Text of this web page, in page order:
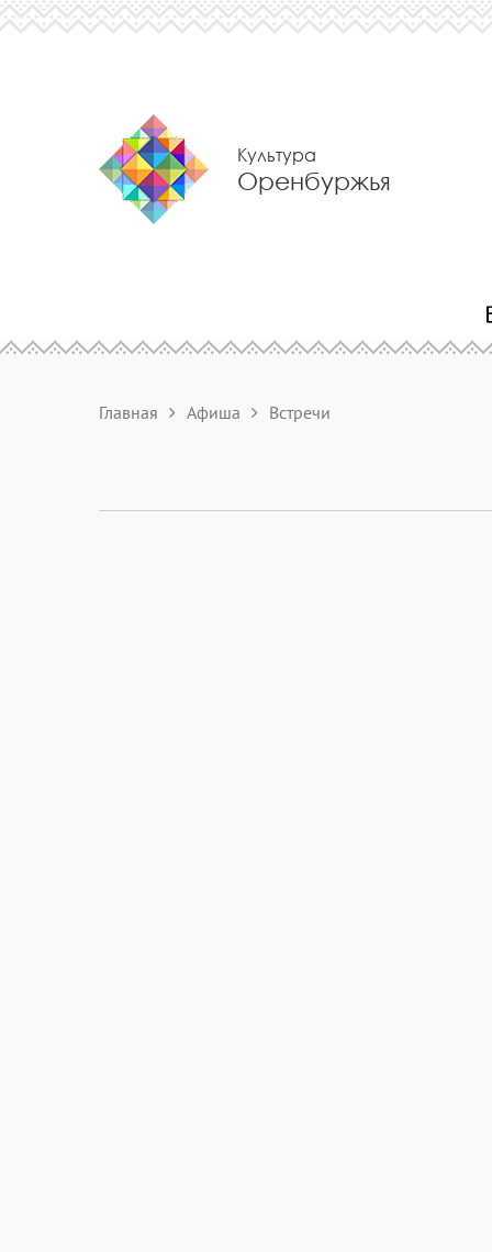
Культура
Оренбуржья
Главная Афиша Встречи